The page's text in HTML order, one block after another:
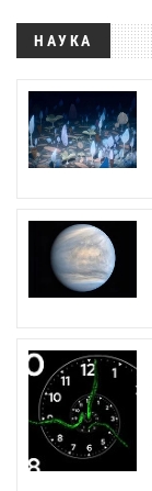
НАУКА